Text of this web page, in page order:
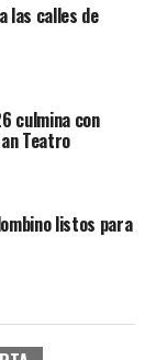
las calles de
culmina con
Teatro
listos para